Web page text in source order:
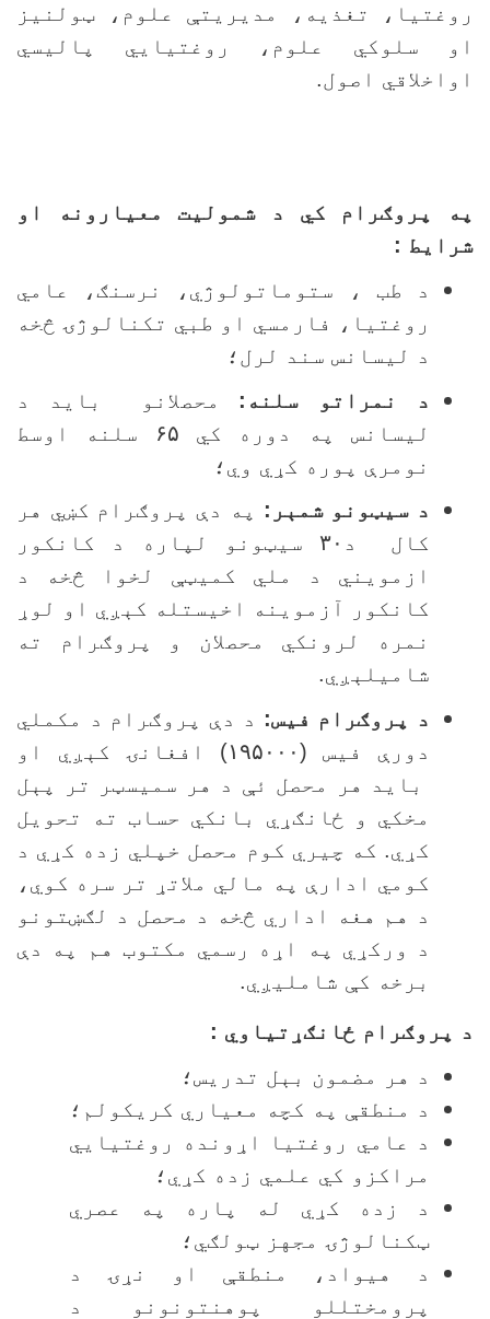
تغذيه، مديريتې علوم، ټولنيز
سلوکي علوم، روغتيايي پاليسي
اصول.
پروګرام کي د شموليت معيارونه او
:
د طب ، ستوماتولوژي، نرسنګ، عامي
روغتيا، فارمسي او طبي تکنالوژۍ څخه
د ليسانس سند لرل؛
د نمراتو سلنه: محصلانو بايد د
ليسانس په دوره کي۶۵
سلنه اوسط
نومرې پوره کړي وي؛
د سيټونو شمېر:په دې پروګرام کښي هر
کال د
۳۰ سيټونو لپاره د کانکور
ازمويني د ملي کميټې لخوا څخه د
کانکور آزموينه اخيستله کېږي او لوړ
نمره لرونکي محصلان و پروګرام ته
شاميلېږي.
د پروګرام فيس: د دې پروګرام د مکملي
دورې فيس (۱۹۵۰۰۰)
افغانۍ کېږي او
بايد هر محصل ئې د هر سمیسټر تر پېل
مخکي و ځانګړي بانکي حساب ته تحويل
کړي. که چيري کوم محصل خپلي زده کړي د
کومي ادارې په مالي ملاتړ تر سره کوي،
د هم هغه اداري څخه د محصل د لګښتونو
د ورکړي په اړه رسمي مکتوب هم په دې
برخه کې شامليږي.
پروګرام ځانګړتياوي :
د هر مضمون بېل تدريس؛
د منطقې په کچه معياري کريکولم؛
د عامي روغتيا اړونده روغتيايي
مراکزو کي علمي زده کړي؛
د زده کړي له پاره په عصري
ټکنالوژۍ مجهز ټولګي؛
د هيواد، منطقې او نړۍ د
پرومختللو پوهنتونونو د